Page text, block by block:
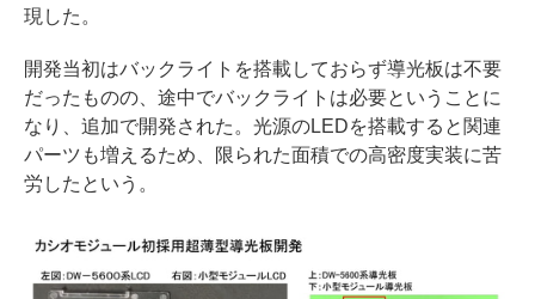
現した。
開発当初はバックライトを搭載しておらず導光板は不要
だったものの、途中でバックライトは必要ということに
なり、追加で開発された。光源のLEDを搭載すると関連
パーツも増えるため、限られた面積での高密度実装に苦
労したという。